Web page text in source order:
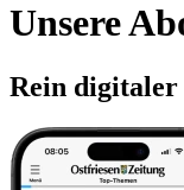
Unsere
Rein digitaler